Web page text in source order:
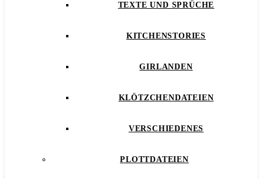
TEXTE UND SPRÜCHE
KITCHENSTORIES
GIRLANDEN
KLÖTZCHENDATEIEN
VERSCHIEDENES
PLOTTDATEIEN